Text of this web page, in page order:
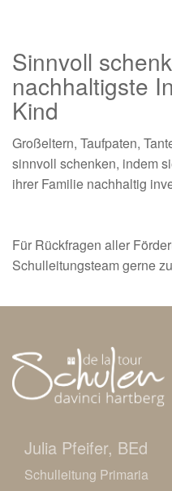
Sinnvoll
nachhaltigste
Kind
Großeltern, Taufpaten,
sinnvoll schenken, indem
ihrer Familie nachhaltig
Für Rückfragen aller
Schulleitungsteam gerne
Julia Pfeifer, BEd
Schulleitung Primaria